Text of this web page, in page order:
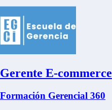
Gerente E-commerce
Formación Gerencial 360